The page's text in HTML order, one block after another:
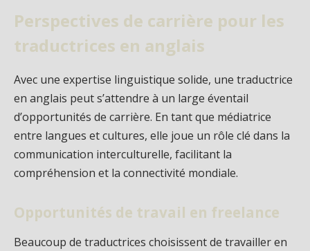
Perspectives de carrière pour les
traductrices en anglais
Avec une expertise linguistique solide, une traductrice
en anglais peut s’attendre à un large éventail
d’opportunités de carrière. En tant que médiatrice
entre langues et cultures, elle joue un rôle clé dans la
communication interculturelle, facilitant la
compréhension et la connectivité mondiale.
Opportunités de travail en freelance
Beaucoup de traductrices choisissent de travailler en